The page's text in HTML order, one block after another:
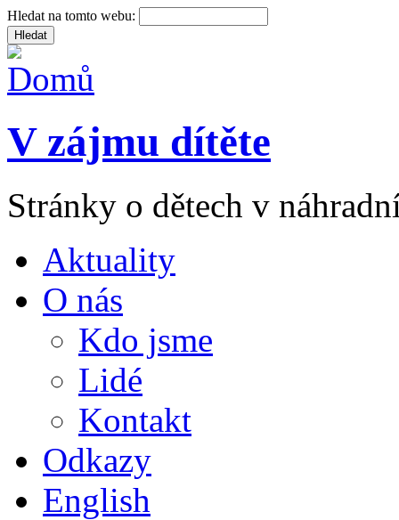
Hledat na tomto webu:
V zájmu dítěte
Stránky o dětech v
Aktuality
O nás
Kdo jsme
Lidé
Kontakt
Odkazy
English